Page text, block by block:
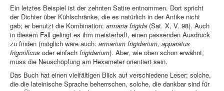
Ein letztes Beispiel ist der zehnten Satire entnommen. Dort spricht
der Dichter über Kühlschränke, die es natürlich in der Antike nicht
gab; er benutzt die Kombination: armaria frigida (Sat. X, V. 98). Auch
in diesem Fall gelingt es ihm meisterhaft, einen passenden Ausdruck
zu finden (möglich wäre auch: armarium frigidarium, apparatus
frigorificus oder einfach frigidarium). Aber, wie oben schon erwähnt,
muss die Neuschöpfung am Hexameter orientiert sein.
Das Buch hat einen vielfältigen Blick auf verschiedene Leser; solche,
die die lateinische Sprache beherrschen, solche, die dankbar sind für